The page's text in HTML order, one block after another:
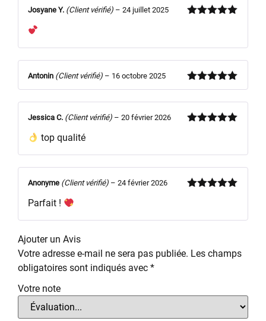
Josyane Y. (Client vérifié) – 24 juillet 2025
Note5sur
Antonin (Client vérifié) – 16 octobre 2025
Jessica C. (Client vérifié) – 20 février 2026
top qualité
Anonyme (Client vérifié) – 24 février 2026
Parfait !
Ajouter un Avis
Votre adresse e-mail ne sera pas publiée. Les champs
obligatoires sont indiqués avec *
Votre note